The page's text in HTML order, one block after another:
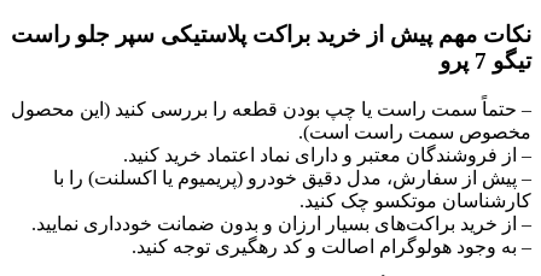
نکات مهم پیش از خرید براکت پلاستیکی سپر جلو راست
تیگو 7 پرو
– حتماً سمت راست یا چپ بودن قطعه را بررسی کنید (این محصول
مخصوص سمت راست است).
– از فروشندگان معتبر و دارای نماد اعتماد خرید کنید.
– پیش از سفارش، مدل دقیق خودرو (پریمیوم یا اکسلنت) را با
کارشناسان موتکسو چک کنید.
– از خرید براکت‌های بسیار ارزان و بدون ضمانت خودداری نمایید.
– به وجود هولوگرام اصالت و کد رهگیری توجه کنید.